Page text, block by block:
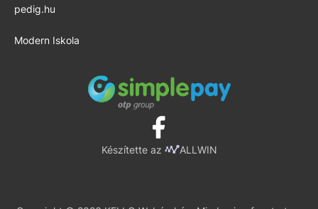
pedig.hu
Modern Iskola
Készítette az ALLWIN